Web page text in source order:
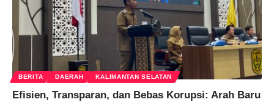
BERITA DAERAH KALIMANTAN SELATAN
Efisien, Transparan, dan Bebas Korupsi: Arah Baru